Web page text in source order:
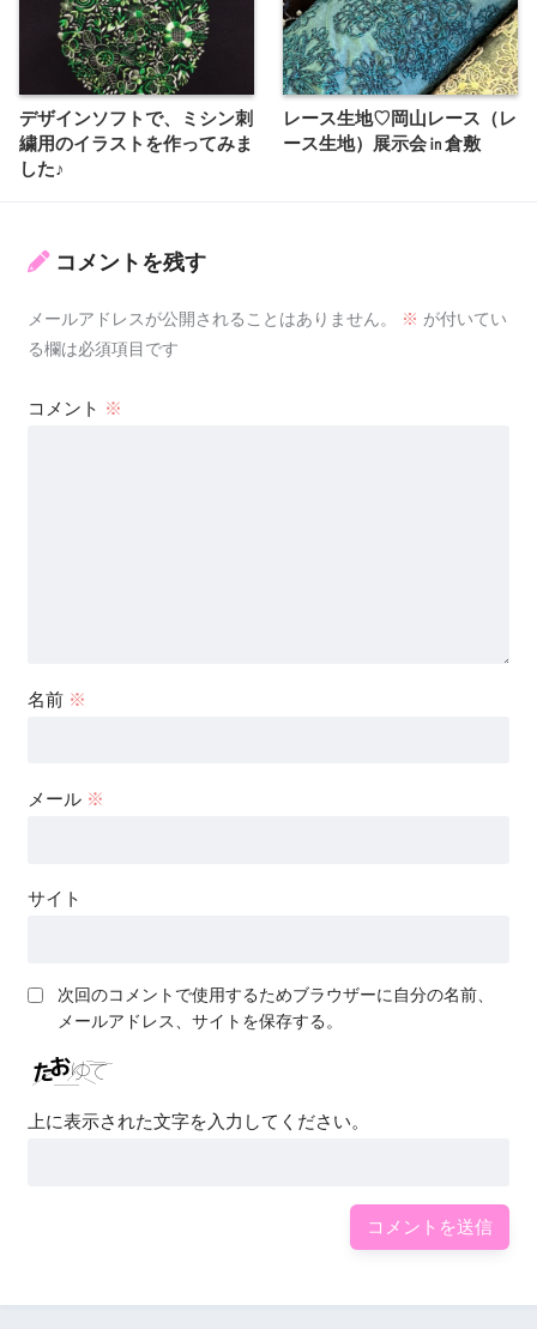
デザインソフトで、ミシン刺
繍用のイラストを作ってみま
した♪
レース生地♡岡山レース（レ
ース生地）展示会㏌倉敷
コメントを残す
メールアドレスが公開されることはありません。 ※ が付いてい
る欄は必須項目です
コメント ※
名前 ※
メール ※
サイト
次回のコメントで使用するためブラウザーに自分の名前、
メールアドレス、サイトを保存する。
上に表示された文字を入力してください。